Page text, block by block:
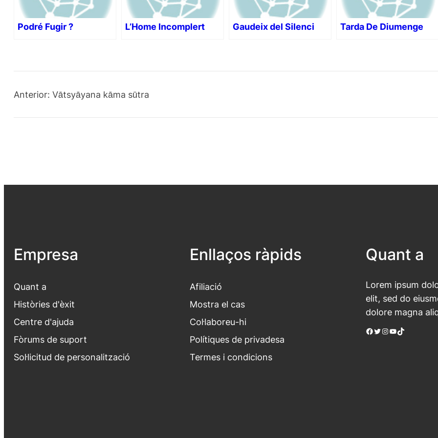
Podré Fugir ? L’Home Incomplert Gaudeix del Silenci Tarda De Diumenge
Anterior: Vātsyāyana kāma sūtra
Empresa
Quant a
Històries d'èxit
Centre d'ajuda
Fòrums de suport
Sol·licitud de personalització
Enllaços ràpids
Afiliació
Mostra el cas
Col·laboreu-hi
Polítiques de privadesa
Termes i condicions
Quant a
Lorem ipsum
elit, sed do
dolore magna
Facebook Twitter Instagram YouTube TikTok